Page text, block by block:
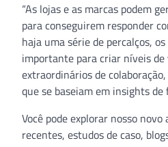
“As lojas e as marcas podem
para conseguirem responder
haja uma série de percalços,
importante para criar níveis de
extraordinários de
que se baseiam em insights de
Você pode explorar nosso
recentes, estudos de caso,